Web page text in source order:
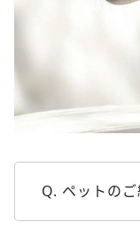
Q. ペットの